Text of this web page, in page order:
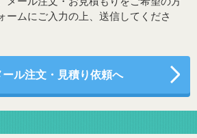
ームにご入力の上、送信してくださ
ール注文・見積り依頼へ